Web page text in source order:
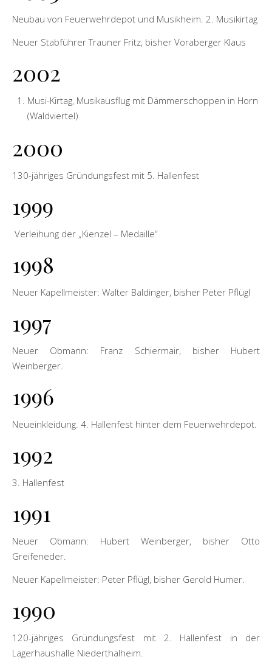
Neubau von Feuerwehrdepot und Musikheim. 2. Musikirtag
Neuer Stabführer Trauner Fritz, bisher Voraberger Klaus
2002
Musi-Kirtag, Musikausflug mit Dämmerschoppen in Horn
(Waldviertel)
2000
130-jähriges Gründungsfest mit 5. Hallenfest
1999
Verleihung der „Kienzel – Medaille“
1998
Neuer Kapellmeister: Walter Baldinger, bisher Peter Pflügl
1997
Neuer Obmann: Franz Schiermair, bisher Hubert
Weinberger.
1996
Neueinkleidung. 4. Hallenfest hinter dem Feuerwehrdepot.
1992
3. Hallenfest
1991
Neuer Obmann: Hubert Weinberger, bisher Otto
Greifeneder.
Neuer Kapellmeister: Peter Pflügl, bisher Gerold Humer.
1990
120-jähriges Gründungsfest mit 2. Hallenfest in der
Lagerhaushalle Niederthalheim.